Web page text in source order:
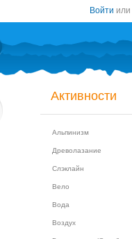
Войти или
Активности
Альпинизм
Древолазание
Слэклайн
Вело
Вода
Воздух